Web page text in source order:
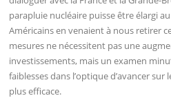
parapluie nucléaire puisse être élargi au
Américains en venaient à nous retirer
mesures ne nécessitent pas une
investissements, mais un examen
faiblesses dans l’optique d’avancer
plus efficace.